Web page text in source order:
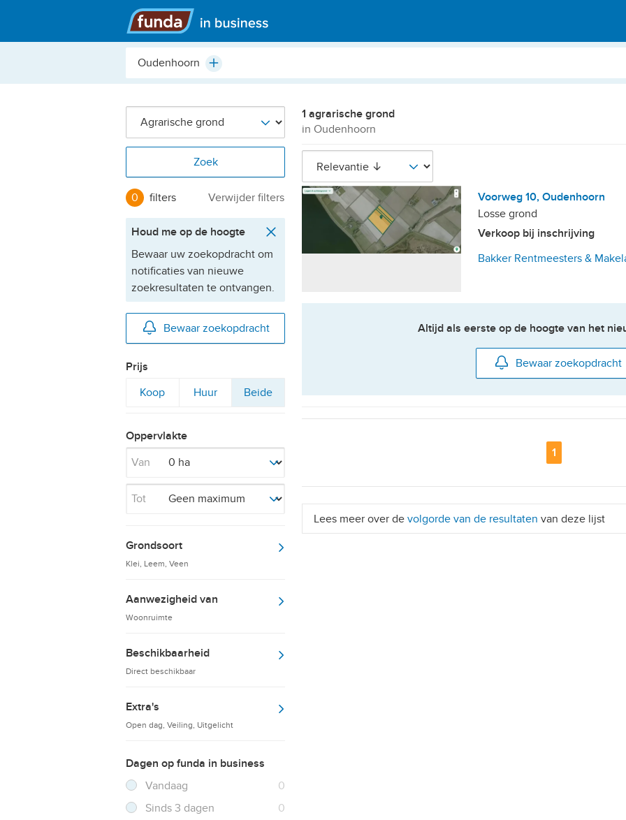
Hoofdmenu
Plaats,
etc.
Plus
Zoek
0 filters Verwijder filters
Houd me op de hoogte
Bewaar uw zoekopdracht om
notificaties van nieuwe
zoekresultaten te ontvangen.
Bewaar zoekopdracht
Prijs
Filter
Koop
Filter
Huur
Filter
op
Beide
Oppervlakte
Van
Tot
Grondsoort
Klei, Leem, Veen
Aanwezigheid van
Woonruimte
Beschikbaarheid
Direct beschikbaar
Extra's
Open dag, Veiling, Uitgelicht
Dagen op funda in business
Filter verwijderen
Vandaag 0
Sinds 3 dagen
0
1 agrarische grond
in Oudenhoorn
Voorweg 10, Oudenhoorn
Losse grond
Verkoop bij inschrijving
Bakker Rentmeesters &
Altijd als eerste op de hoogte van het
Bewaar zoekopdracht
Pagina
1
Lees meer over de volgorde van de resultaten van deze lijst